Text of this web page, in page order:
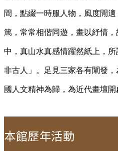
間，點綴一時服人物，風度閒
篤，常常相偕同遊，畫以紓情
中，真山水真感情躍然紙上，
非古人」。足見三家各有闡發
國人文精神為歸，為近代畫壇開
本館歷年活動